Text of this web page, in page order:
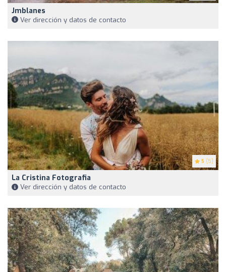
Jmblanes
Ver dirección y datos de contacto
5 (5)
La Cristina Fotografia
Ver dirección y datos de contacto